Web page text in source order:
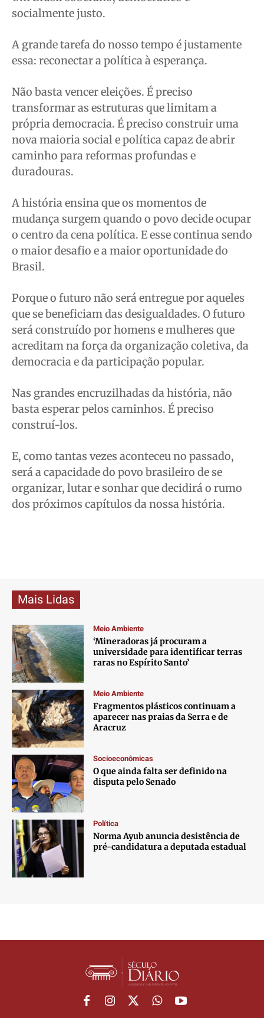
socialmente justo.
A grande tarefa do nosso tempo é justamente
essa: reconectar a política à esperança.
Não basta vencer eleições. É preciso
transformar as estruturas que limitam a
própria democracia. É preciso construir uma
nova maioria social e política capaz de abrir
caminho para reformas profundas e
duradouras.
A história ensina que os momentos de
mudança surgem quando o povo decide ocupar
o centro da cena política. E esse continua sendo
o maior desafio e a maior oportunidade do
Brasil.
Porque o futuro não será entregue por aqueles
que se beneficiam das desigualdades. O futuro
será construído por homens e mulheres que
acreditam na força da organização coletiva, da
democracia e da participação popular.
Nas grandes encruzilhadas da história, não
basta esperar pelos caminhos. É preciso
construí-los.
E, como tantas vezes aconteceu no passado,
será a capacidade do povo brasileiro de se
organizar, lutar e sonhar que decidirá o rumo
dos próximos capítulos da nossa história.
Mais Lidas
Meio Ambiente
‘Mineradoras já procuram a
universidade para identificar terras
raras no Espírito Santo’
Meio Ambiente
Fragmentos plásticos continuam a
aparecer nas praias da Serra e de
Aracruz
Socioeconômicas
O que ainda falta ser definido na
disputa pelo Senado
Política
Norma Ayub anuncia desistência de
pré-candidatura a deputada estadual